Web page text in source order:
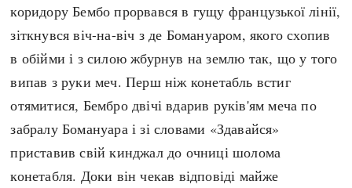
коридору Бембо прорвався в гущу французької лінії,
зіткнувся віч-на-віч з де Бомануаром, якого схопив
в обійми і з силою жбурнув на землю так, що у того
випав з руки меч. Перш ніж конетабль встиг
отямитися, Бембро двічі вдарив руків'ям меча по
забралу Бомануара і зі словами «Здавайся»
приставив свій кинджал до очниці шолома
конетабля. Доки він чекав відповіді майже